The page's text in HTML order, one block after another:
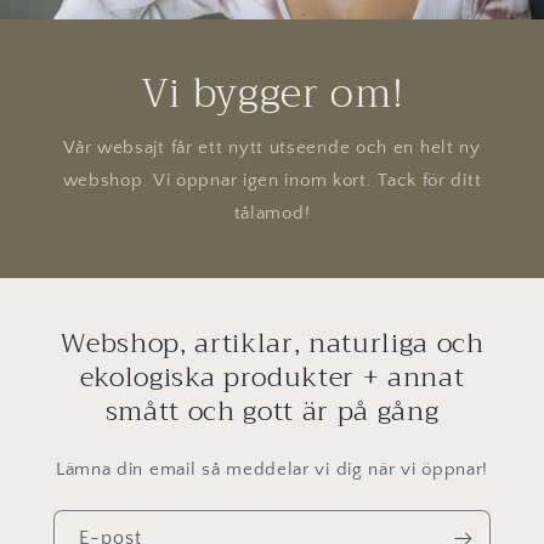
Vi bygger om!
Vår websajt får ett nytt utseende och en helt ny
webshop. Vi öppnar igen inom kort. Tack för ditt
tålamod!
Webshop, artiklar, naturliga och
ekologiska produkter + annat
smått och gott är på gång
Lämna din email så meddelar vi dig när vi öppnar!
E-post